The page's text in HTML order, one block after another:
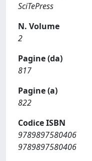
SciTePress
N. Volume
2
Pagine (da)
817
Pagine (a)
822
Codice ISBN
9789897580406
9789897580406